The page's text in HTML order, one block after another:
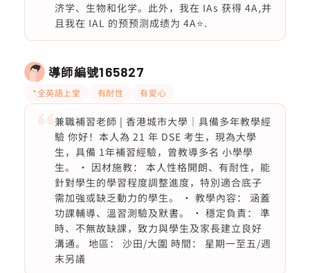
济学、生物和化学。此外，我在 IAs 获得 4A,并
且我在 IAL 的预预测成绩为 4A⭐️.
導師編號165827
*全英語上堂 有耐性 有愛心
兼職補習老師 | 香港城市大學｜具備多年教學經
驗 你好！本人為 21 年 DSE 考生，現為大學
生，具備 1年補習經驗，曾教導多名 小學學
生。 • 因材施教： 本人性格開朗、有耐性，能
針對學生的學習程度調整進度，特別適合底子
需加強或缺乏動力的學生。 • 教學內容： 涵蓋
功課輔導、溫習測驗及默書。 • 穩定負責： 準
時、不無故缺課，致力與學生及家長建立良好
溝通。 地區： 沙田/大圍 時間： 星期一至五/週
末另議